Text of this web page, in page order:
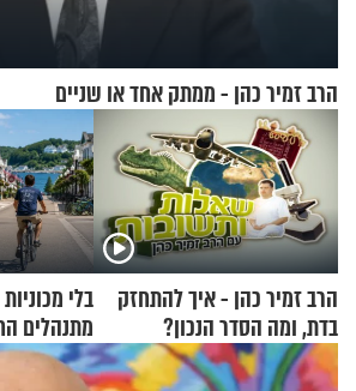
הרב זמיר כהן - ממתק אחד או שניים
הרב זמיר כהן - איך להתחזק
בדת, ומה הסדר הנכון?
בלי
מתנהלים
לנהוג כבר יותר